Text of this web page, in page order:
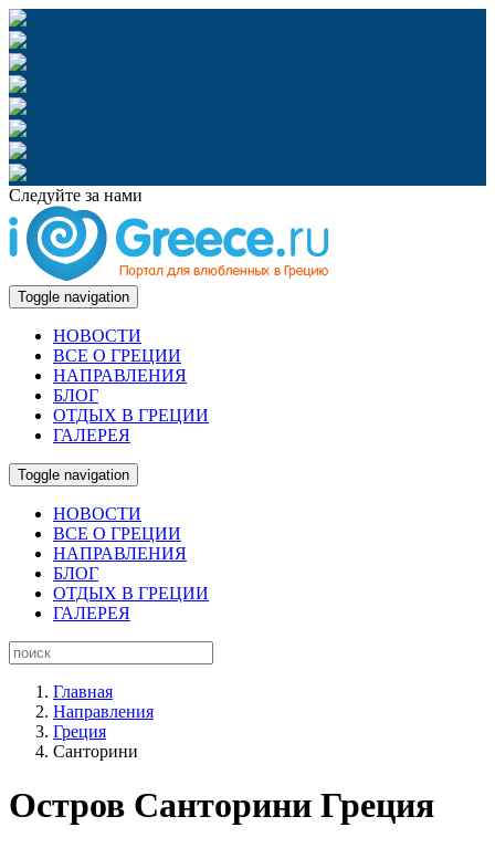
Следуйте за нами
Toggle navigation
НОВОСТИ
ВСЕ О ГРЕЦИИ
НАПРАВЛЕНИЯ
БЛОГ
ОТДЫХ В ГРЕЦИИ
ГАЛЕРЕЯ
Toggle navigation
НОВОСТИ
ВСЕ О ГРЕЦИИ
НАПРАВЛЕНИЯ
БЛОГ
ОТДЫХ В ГРЕЦИИ
ГАЛЕРЕЯ
Главная
Направления
Греция
Санторини
Остров Санторини Греция